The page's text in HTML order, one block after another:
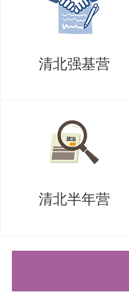
题找出重点
攻克重难点
键语句，按
避免钻牛角
论知识。
这一阶段要
基本概念和基
清北强基营
清北半年营